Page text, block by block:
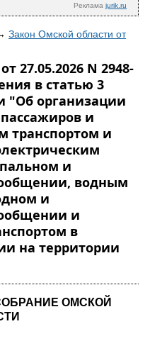
Реклама jurik.ru
Закон Омской области от
27.05.2026 N 2948-
в статью 3
"Об организации
и
транспортом и
и
водным
и
и
в
на территории
ОМСКОЙ